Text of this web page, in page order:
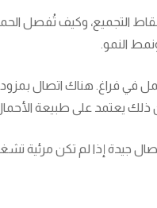
التجميع، وكيف تُفصل
النمو.
يعمل في فراغ. هناك اتصال
يعتمد على طبيعة
جيدة إذا لم تكن مرئية